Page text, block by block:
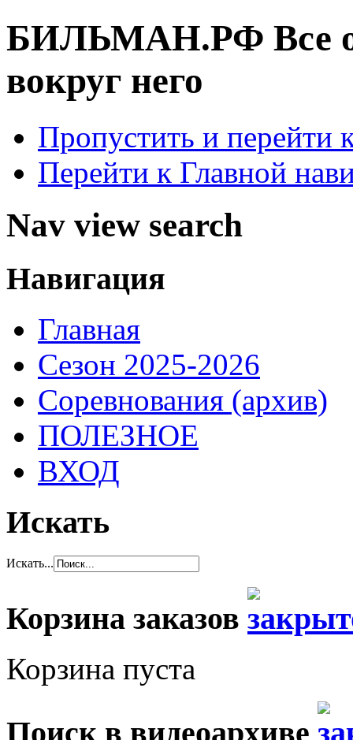
БИЛЬМАН.РФ Все
вокруг него
Пропустить и перейти
Перейти к Главной
Nav view search
Навигация
Главная
Сезон 2025-2026
Соревнования (архив)
ПОЛЕЗНОЕ
ВХОД
Искать
Искать...
Корзина заказов
Корзина пуста
Поиск в видеоархиве